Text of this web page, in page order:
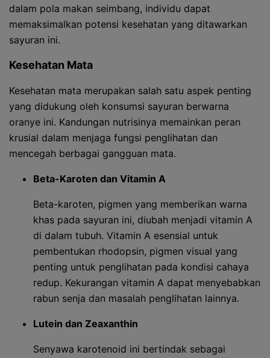
dalam pola makan seimbang, individu dapat
memaksimalkan potensi kesehatan yang ditawarkan
sayuran ini.
Kesehatan Mata
Kesehatan mata merupakan salah satu aspek penting
yang didukung oleh konsumsi sayuran berwarna
oranye ini. Kandungan nutrisinya memainkan peran
krusial dalam menjaga fungsi penglihatan dan
mencegah berbagai gangguan mata.
Beta-Karoten dan Vitamin A
Beta-karoten, pigmen yang memberikan warna
khas pada sayuran ini, diubah menjadi vitamin A
di dalam tubuh. Vitamin A esensial untuk
pembentukan rhodopsin, pigmen visual yang
penting untuk penglihatan pada kondisi cahaya
redup. Kekurangan vitamin A dapat menyebabkan
rabun senja dan masalah penglihatan lainnya.
Lutein dan Zeaxanthin
Senyawa karotenoid ini bertindak sebagai